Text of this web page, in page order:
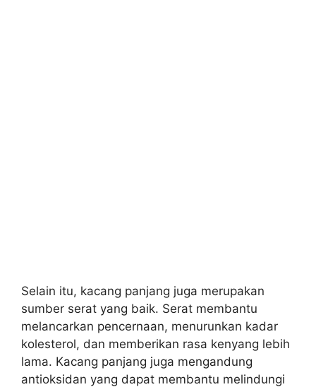
Selain itu, kacang panjang juga merupakan
sumber serat yang baik. Serat membantu
melancarkan pencernaan, menurunkan kadar
kolesterol, dan memberikan rasa kenyang lebih
lama. Kacang panjang juga mengandung
antioksidan yang dapat membantu melindungi